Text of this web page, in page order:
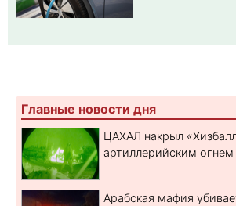
Главные новости дня
ЦАХАЛ накрыл
артиллерийским огнем
Арабская мафия